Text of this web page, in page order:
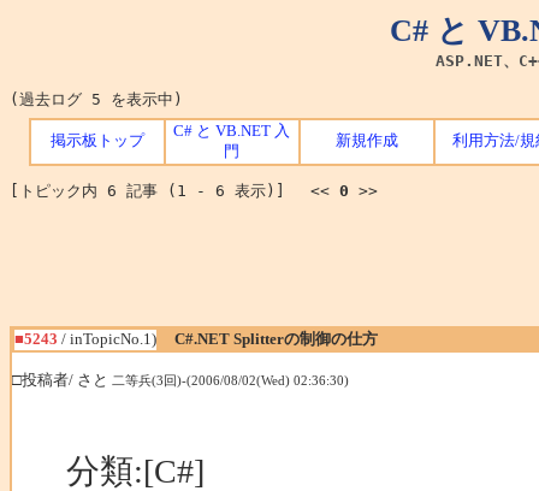
C# と
ASP.NET、
(過去ログ 5 を表示中)
掲示板トップ
C# と VB.NET 入
門
新規作成 利用方法/規
[トピック内 6 記事 (1 - 6 表示)] << 0 >>
■5243 / inTopicNo.1) C#.NET Splitterの制御の仕方
□投稿者/ さと 二等兵(3回)-(2006/08/02(Wed) 02:36:30)
分類:[C#]